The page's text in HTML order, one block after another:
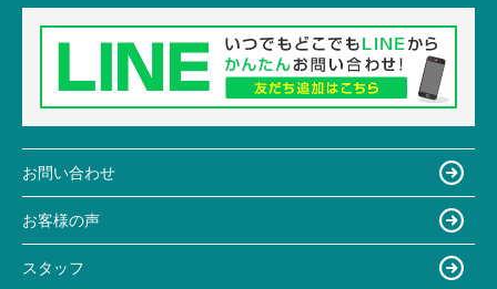
お問い合わせ
お客様の声
スタッフ